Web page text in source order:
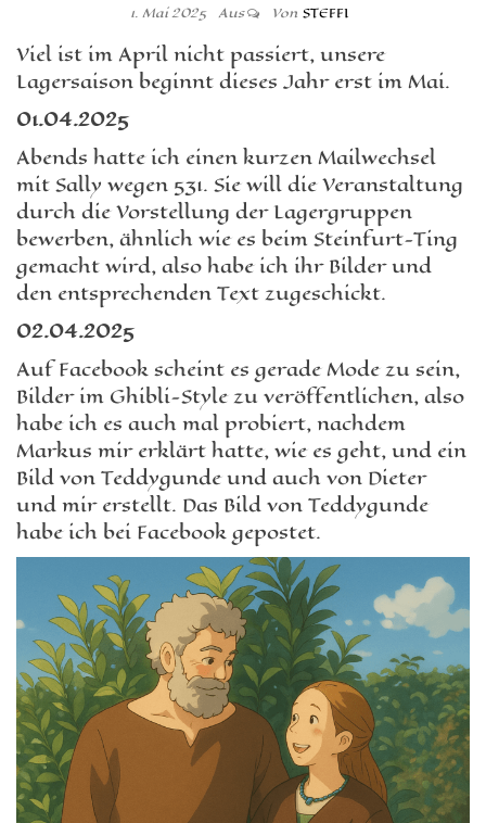
1. Mai 2025 Aus Von STEFFI
Viel ist im April nicht passiert, unsere
Lagersaison beginnt dieses Jahr erst im Mai.
01.04.2025
Abends hatte ich einen kurzen Mailwechsel
mit Sally wegen 531. Sie will die Veranstaltung
durch die Vorstellung der Lagergruppen
bewerben, ähnlich wie es beim Steinfurt-Ting
gemacht wird, also habe ich ihr Bilder und
den entsprechenden Text zugeschickt.
02.04.2025
Auf Facebook scheint es gerade Mode zu sein,
Bilder im Ghibli-Style zu veröffentlichen, also
habe ich es auch mal probiert, nachdem
Markus mir erklärt hatte, wie es geht, und ein
Bild von Teddygunde und auch von Dieter
und mir erstellt. Das Bild von Teddygunde
habe ich bei Facebook gepostet.